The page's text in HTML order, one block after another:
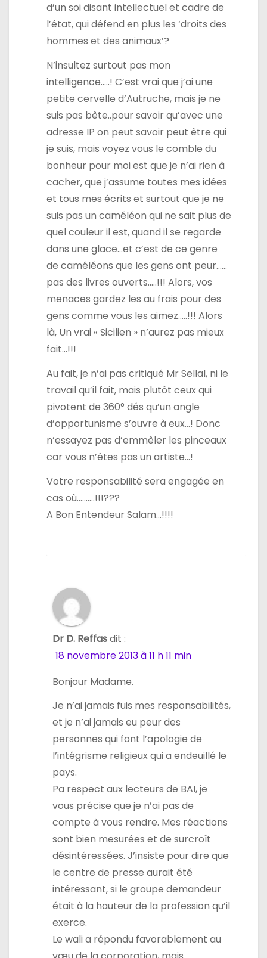
d’un soi disant intellectuel et cadre de
l’état, qui défend en plus les ‘droits des
hommes et des animaux’?
N’insultez surtout pas mon
intelligence…..! C’est vrai que j’ai une
petite cervelle d’Autruche, mais je ne
suis pas bête..pour savoir qu’avec une
adresse IP on peut savoir peut être qui
je suis, mais voyez vous le comble du
bonheur pour moi est que je n’ai rien à
cacher, que j’assume toutes mes idées
et tous mes écrits et surtout que je ne
suis pas un caméléon qui ne sait plus de
quel couleur il est, quand il se regarde
dans une glace…et c’est de ce genre
de caméléons que les gens ont peur……
pas des livres ouverts…..!!! Alors, vos
menaces gardez les au frais pour des
gens comme vous les aimez…..!!! Alors
là, Un vrai « Sicilien » n’aurez pas mieux
fait…!!!
Au fait, je n’ai pas critiqué Mr Sellal, ni le
travail qu’il fait, mais plutôt ceux qui
pivotent de 360° dés qu’un angle
d’opportunisme s’ouvre à eux…! Donc
n’essayez pas d’emmêler les pinceaux
car vous n’êtes pas un artiste…!
Votre responsabilité sera engagée en
cas où……….!!!???
A Bon Entendeur Salam…!!!!
Dr D. Reffasdit :
18 novembre 2013 à 11 h 11 min
Bonjour Madame.
Je n’ai jamais fuis mes responsabilités,
et je n’ai jamais eu peur des
personnes qui font l’apologie de
l’intégrisme religieux qui a endeuillé le
pays.
Pa respect aux lecteurs de BAI, je
vous précise que je n’ai pas de
compte à vous rendre. Mes réactions
sont bien mesurées et de surcroît
désintéressées. J’insiste pour dire que
le centre de presse aurait été
intéressant, si le groupe demandeur
était à la hauteur de la profession qu’il
exerce.
Le wali a répondu favorablement au